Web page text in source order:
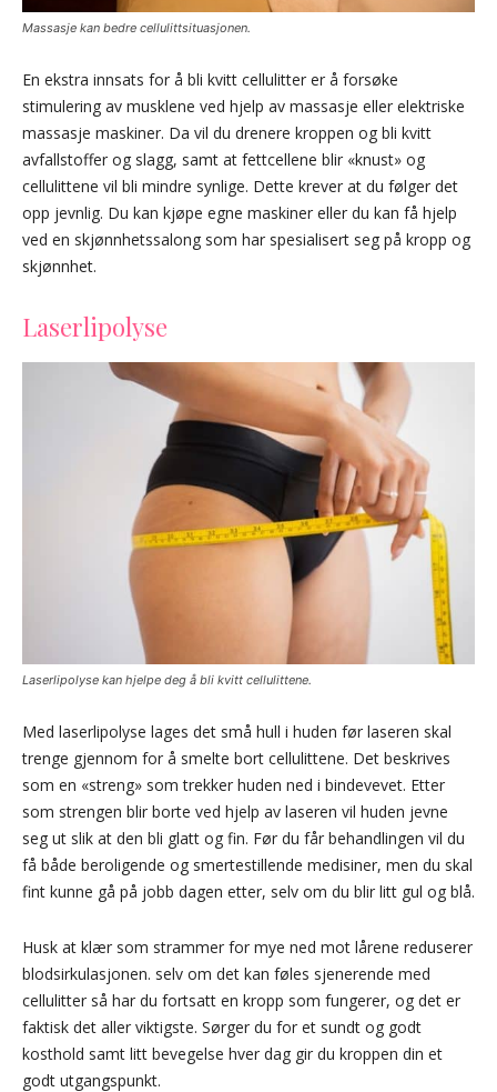
Massasje kan bedre cellulittsituasjonen.
En ekstra innsats for å bli kvitt cellulitter er å forsøke
stimulering av musklene ved hjelp av massasje eller elektriske
massasje maskiner. Da vil du drenere kroppen og bli kvitt
avfallstoffer og slagg, samt at fettcellene blir «knust» og
cellulittene vil bli mindre synlige. Dette krever at du følger det
opp jevnlig. Du kan kjøpe egne maskiner eller du kan få hjelp
ved en skjønnhetssalong som har spesialisert seg på kropp og
skjønnhet.
Laserlipolyse
Laserlipolyse kan hjelpe deg å bli kvitt cellulittene.
Med laserlipolyse lages det små hull i huden før laseren skal
trenge gjennom for å smelte bort cellulittene. Det beskrives
som en «streng» som trekker huden ned i bindevevet. Etter
som strengen blir borte ved hjelp av laseren vil huden jevne
seg ut slik at den bli glatt og fin. Før du får behandlingen vil du
få både beroligende og smertestillende medisiner, men du skal
fint kunne gå på jobb dagen etter, selv om du blir litt gul og blå.
Husk at klær som strammer for mye ned mot lårene reduserer
blodsirkulasjonen. selv om det kan føles sjenerende med
cellulitter så har du fortsatt en kropp som fungerer, og det er
faktisk det aller viktigste. Sørger du for et sundt og godt
kosthold samt litt bevegelse hver dag gir du kroppen din et
godt utgangspunkt.